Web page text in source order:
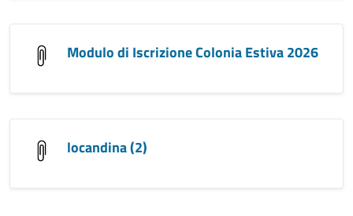
Modulo di Iscrizione Colonia Estiva 2026
locandina (2)